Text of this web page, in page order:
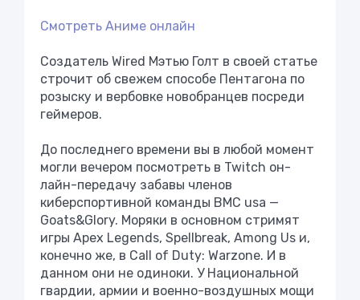
Смотреть Аниме онлайн
Создатель Wired Мэтью Голт в своей статье
строчит об свежем способе Пентагона по
розыску и вербовке новобранцев посреди
геймеров.
До последнего времени вы в любой момент
могли вечером посмотреть в Twitch он-
лайн-передачу забавы членов
киберспортивной команды ВМС usа —
Goats&Glory. Моряки в основном стримят
игры Apex Legends, Spellbreak, Among Us и,
конечно же, в Call of Duty: Warzone. И в
данном они не одиноки. У Национальной
гвардии, армии и военно-воздушных мощи